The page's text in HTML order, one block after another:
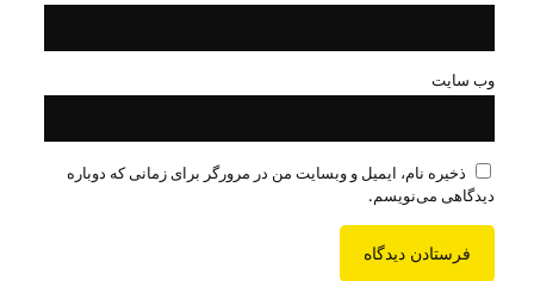
وب‌ سایت
ذخیره نام، ایمیل و وبسایت من در مرورگر برای زمانی که دوباره
دیدگاهی می‌نویسم.